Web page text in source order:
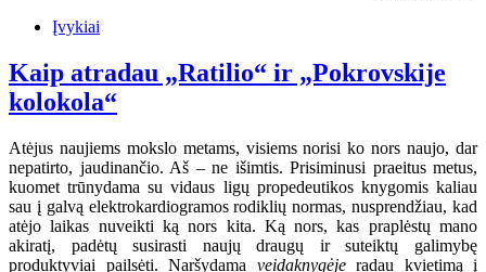
Įvykiai
Kaip atradau „Ratilio“ ir „Pokrovskije
kolokola“
Atėjus naujiems mokslo metams, visiems norisi ko nors naujo, dar
nepatirto, jaudinančio. Aš – ne išimtis. Prisiminusi praeitus metus,
kuomet trūnydama su vidaus ligų propedeutikos knygomis kaliau
sau į galvą elektrokardiogramos rodiklių normas, nusprendžiau, kad
atėjo laikas nuveikti ką nors kita. Ką nors, kas praplėstų mano
akiratį, padėtų susirasti naujų draugų ir suteiktų galimybę
produktyviai pailsėti. Naršydama veidaknygėjeradau kvietimą į